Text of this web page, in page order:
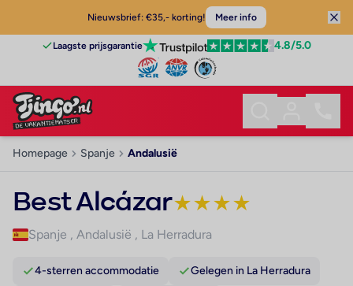
Nieuwsbrief: €35,- korting! Meer info
Laagste prijsgarantie 4.8/5.0
Homepage Spanje Andalusië
Best Alcázar★★★★
Spanje , Andalusië , La Herradura
4-sterren accommodatie Gelegen in La Herradura